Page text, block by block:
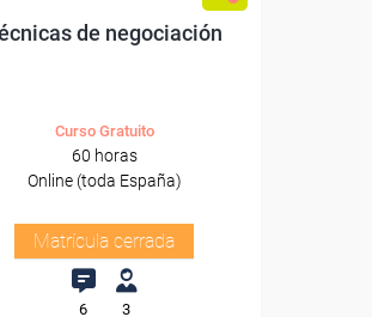
de negociación
Curso Gratuito
60 horas
Online (toda España)
Matrícula cerrada
6 3